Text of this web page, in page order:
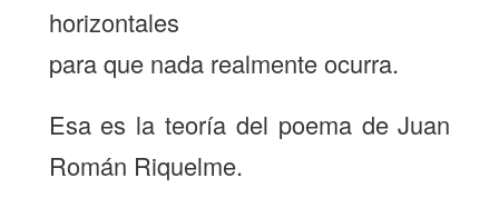
horizontales
para que nada realmente ocurra.
Esa es la teoría del poema de Juan
Román Riquelme.